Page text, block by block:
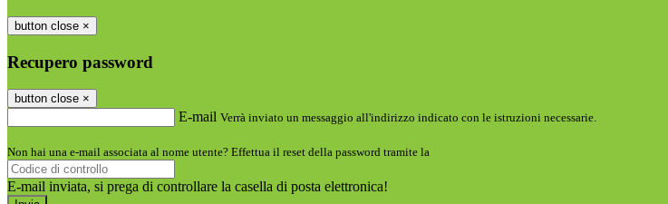
button close ×
Recupero password
button close ×
E-mail Verrà inviato un messaggio all'indirizzo indicato con le istruzioni necessarie.
Non hai una e-mail associata al nome utente? Effettua il reset della password tramite la
E-mail inviata, si prega di controllare la casella di posta elettronica!